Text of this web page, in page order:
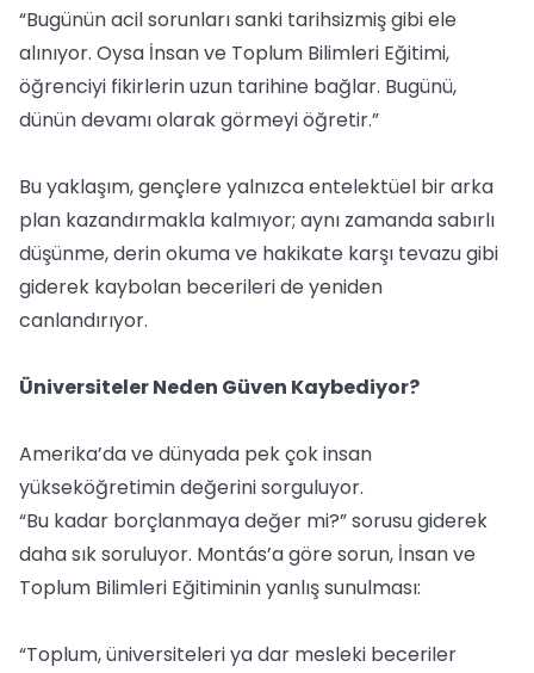
“Bugünün acil sorunları sanki tarihsizmiş gibi ele
alınıyor. Oysa İnsan ve Toplum Bilimleri Eğitimi,
öğrenciyi fikirlerin uzun tarihine bağlar. Bugünü,
dünün devamı olarak görmeyi öğretir.”
Bu yaklaşım, gençlere yalnızca entelektüel bir arka
plan kazandırmakla kalmıyor; aynı zamanda sabırlı
düşünme, derin okuma ve hakikate karşı tevazu gibi
giderek kaybolan becerileri de yeniden
canlandırıyor.
Üniversiteler Neden Güven Kaybediyor?
Amerika’da ve dünyada pek çok insan
yükseköğretimin değerini sorguluyor.
“Bu kadar borçlanmaya değer mi?” sorusu giderek
daha sık soruluyor. Montás’a göre sorun, İnsan ve
Toplum Bilimleri Eğitiminin yanlış sunulması:
“Toplum, üniversiteleri ya dar mesleki beceriler